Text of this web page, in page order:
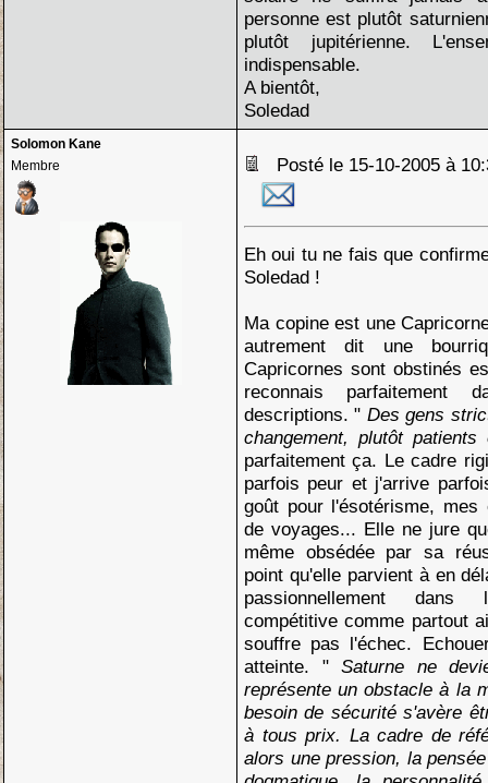
personne est plutôt
plutôt jupitérienne.
indispensable.
A bientôt,
Soledad
Solomon Kane
Membre
Posté le 15-10-2005 à
Eh oui tu ne fais que
Soledad !
Ma copine est une
autrement dit une
Capricornes sont obstinés
reconnais parfaitement
descriptions. " Des gens
changement, plutôt
parfaitement ça. Le cadre
parfois peur et j'arrive
goût pour l'ésotérisme, mes
de voyages... Elle ne jure
même obsédée par sa
point qu'elle parvient à en
passionnellement
compétitive comme partout
souffre pas l'échec.
atteinte. "Saturne ne
représente un obstacle à la
besoin de sécurité s'avère
à tous prix. La cadre de
alors une pression, la